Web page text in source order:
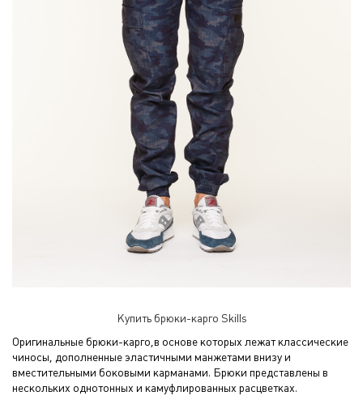
Купить брюки-карго Skills
Оригинальные брюки-карго,в основе которых лежат классические
чиносы, дополненные эластичными манжетами внизу и
вместительными боковыми карманами. Брюки представлены в
нескольких однотонных и камуфлированных расцветках.